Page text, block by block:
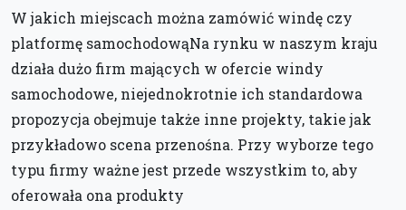
W jakich miejscach można zamówić windę czy
platformę samochodowąNa rynku w naszym kraju
działa dużo firm mających w ofercie windy
samochodowe, niejednokrotnie ich standardowa
propozycja obejmuje także inne projekty, takie jak
przykładowo scena przenośna. Przy wyborze tego
typu firmy ważne jest przede wszystkim to, aby
oferowała ona produkty